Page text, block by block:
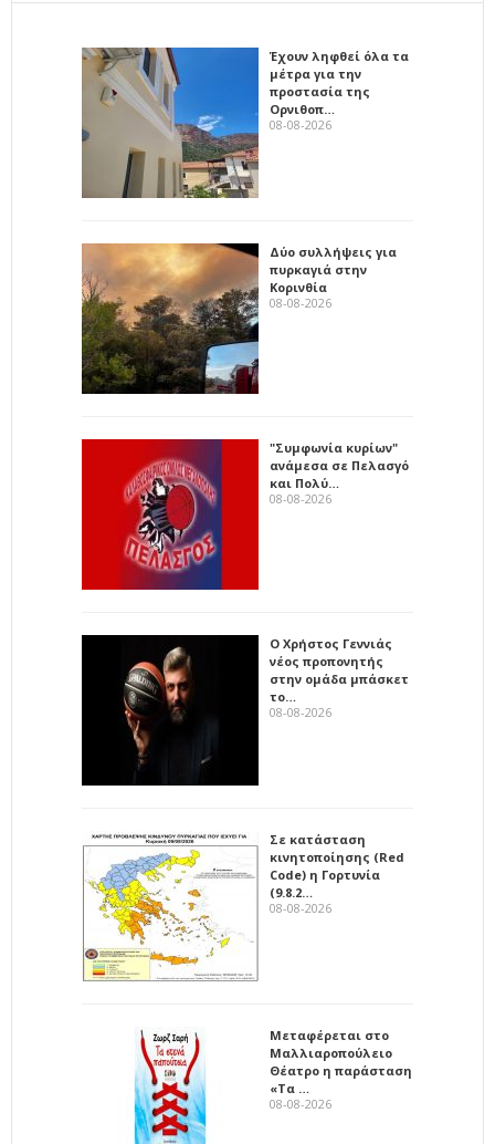
Έχουν ληφθεί όλα τα
μέτρα για την
προστασία της
Ορνιθοπ…
08-08-2026
Δύο συλλήψεις για
πυρκαγιά στην
Κορινθία
08-08-2026
"Συμφωνία κυρίων"
ανάμεσα σε Πελασγό
και Πολύ…
08-08-2026
Ο Χρήστος Γεννιάς
νέος προπονητής
στην ομάδα μπάσκετ
το…
08-08-2026
Σε κατάσταση
κινητοποίησης (Red
Code) η Γορτυνία
(9.8.2…
08-08-2026
Μεταφέρεται στο
Μαλλιαροπούλειο
Θέατρο η παράσταση
«Τα …
08-08-2026